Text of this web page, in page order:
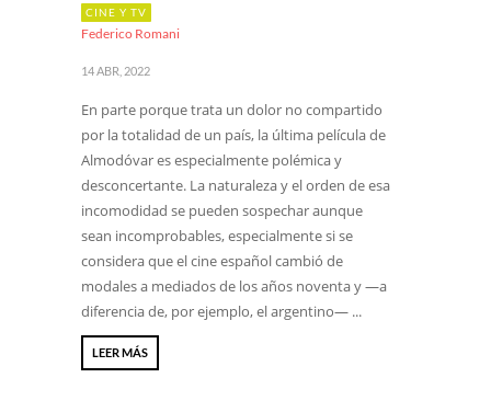
CINE Y TV
Federico Romani
14 ABR, 2022
En parte porque trata un dolor no compartido
por la totalidad de un país, la última película de
Almodóvar es especialmente polémica y
desconcertante. La naturaleza y el orden de esa
incomodidad se pueden sospechar aunque
sean incomprobables, especialmente si se
considera que el cine español cambió de
modales a mediados de los años noventa y —a
diferencia de, por ejemplo, el argentino— ...
LEER MÁS